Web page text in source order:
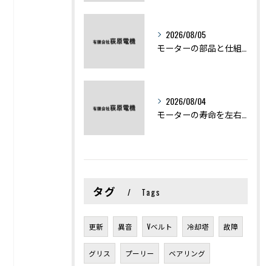
2026/08/05
2026/08/04
タグ Tags
更新 異音 Vベルト 冷却塔 故障
グリス プーリー ベアリング